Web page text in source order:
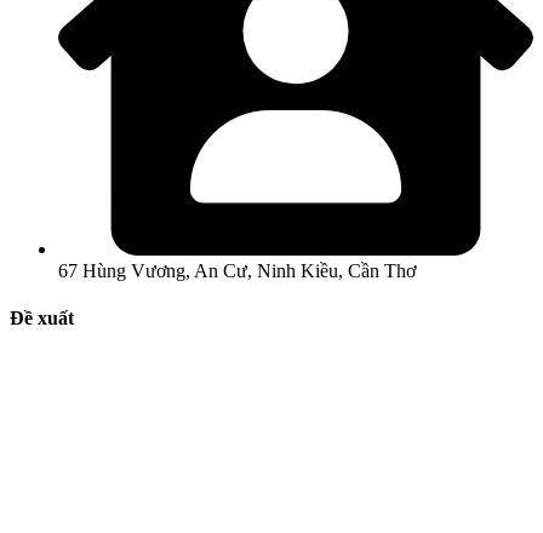
67 Hùng Vương, An Cư, Ninh Kiều, Cần Thơ
Đề xuất